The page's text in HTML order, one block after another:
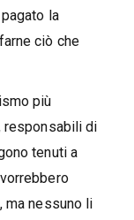
la
ciò che
più
responsabili di
tenuti a
ma nessuno li